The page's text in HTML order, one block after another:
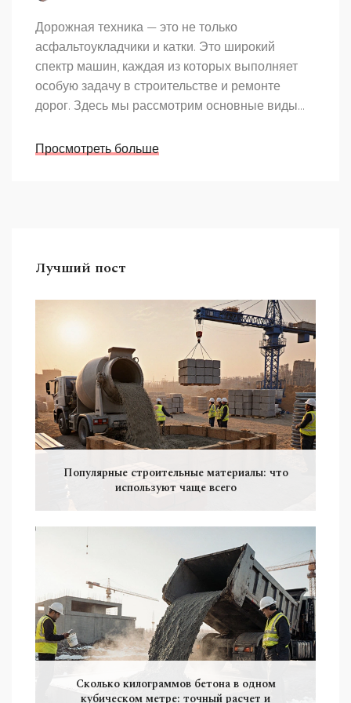
Дорожная техника — это не только
асфальтоукладчики и катки. Это широкий
спектр машин, каждая из которых выполняет
особую задачу в строительстве и ремонте
дорог. Здесь мы рассмотрим основные виды
полезными советами для их использования.
Просмотреть больше
Лучший пост
Популярные строительные материалы: что
используют чаще всего
Сколько килограммов бетона в одном
кубическом метре: точный расчет и